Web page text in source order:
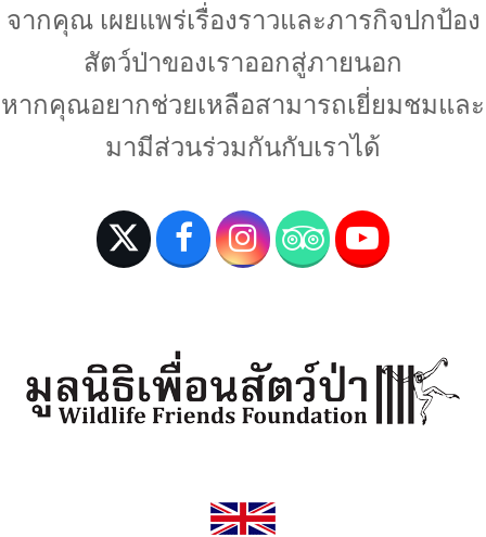
จากคุณ เผยแพร่เรื่องราวและภารกิจปกป้อง
สัตว์ป่าของเราออกสู่ภายนอก
หากคุณอยากช่วยเหลือสามารถเยี่ยมชมและ
มามีส่วนร่วมกันกับเราได้
T
t
e
F
b
o
I
t
a
g
m
T
p
a
d
Y
u
b